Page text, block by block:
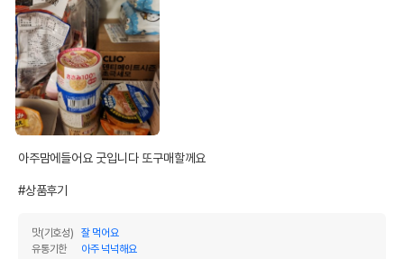
아주맘에들어요 굿입니다 또구매할께요
#상품후기
맛(기호성)
잘 먹어요
유통기한
아주 넉넉해요